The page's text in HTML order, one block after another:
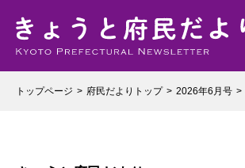
トップページ 府民だよりトップ 2026年6月号